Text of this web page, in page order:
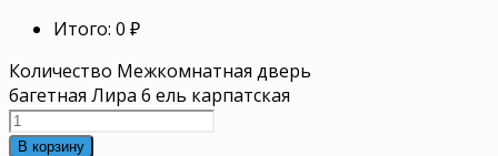
Итого: 0 ₽
Количество Межкомнатная дверь
багетная Лира 6 ель карпатская
В корзину